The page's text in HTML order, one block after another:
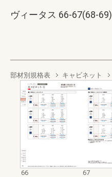
ヴィータス 66-67(68-69)
部材別規格表 キャビネット
66
67